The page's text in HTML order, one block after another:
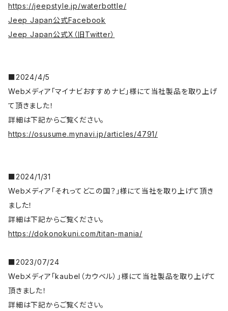
https://jeepstyle.jp/waterbottle/
Jeep Japan公式Facebook
Jeep Japan公式X（旧Twitter）
■2024/4/5
Webメディア「マイナビおすすめナビ」様にて当社製品を取り上げ
て頂きました！
詳細は下記からご覧ください。
https://osusume.mynavi.jp/articles/4791/
■2024/1/31
Webメディア「それってどこの国？」様にて当社を取り上げて頂き
ました！
詳細は下記からご覧ください。
https://dokonokuni.com/titan-mania/
■2023/07/24
Webメディア「kaubel（カウベル）」様にて当社製品を取り上げて
頂きました！
詳細は下記からご覧ください。